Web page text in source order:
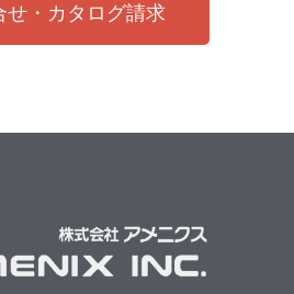
せ・カタログ請求